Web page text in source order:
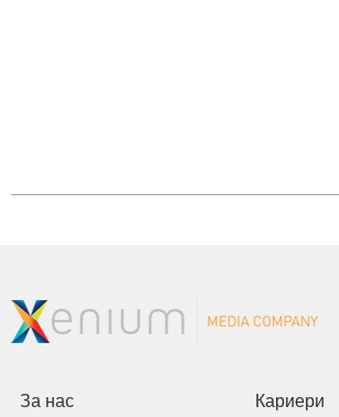
За нас Кариери